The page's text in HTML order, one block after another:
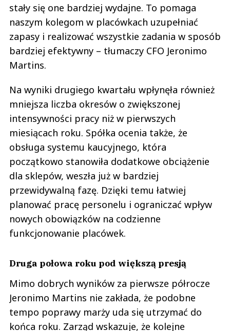
stały się one bardziej wydajne. To pomaga
naszym kolegom w placówkach uzupełniać
zapasy i realizować wszystkie zadania w sposób
bardziej efektywny – tłumaczy CFO Jeronimo
Martins.
Na wyniki drugiego kwartału wpłynęła również
mniejsza liczba okresów o zwiększonej
intensywności pracy niż w pierwszych
miesiącach roku. Spółka ocenia także, że
obsługa systemu kaucyjnego, która
początkowo stanowiła dodatkowe obciążenie
dla sklepów, weszła już w bardziej
przewidywalną fazę. Dzięki temu łatwiej
planować pracę personelu i ograniczać wpływ
nowych obowiązków na codzienne
funkcjonowanie placówek.
Druga połowa roku pod większą presją
Mimo dobrych wyników za pierwsze półrocze
Jeronimo Martins nie zakłada, że podobne
tempo poprawy marży uda się utrzymać do
końca roku. Zarząd wskazuje, że kolejne